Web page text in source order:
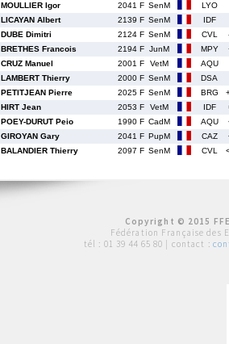
MOULLIER Igor 2041 F SenM
LYO
LICAYAN Albert 2139 F SenM
IDF
DUBE Dimitri 2124 F SenM CVL
BRETHES Francois 2194 F JunM MPY
CRUZ Manuel 2001 F VetM
AQU
LAMBERT Thierry 2000 F SenM
DSA
PETITJEAN Pierre 2025 F SenM BRG
HIRT Jean 2053 F VetM IDF
POEY-DURUT Peio 1990 F CadM AQU
GIROYAN Gary 2041 F PupM CAZ
BALANDIER Thierry 2097 F SenM CVL
Copyright © 2015
Fédération Française des
tél : 01 39 44 65 80 | contact :